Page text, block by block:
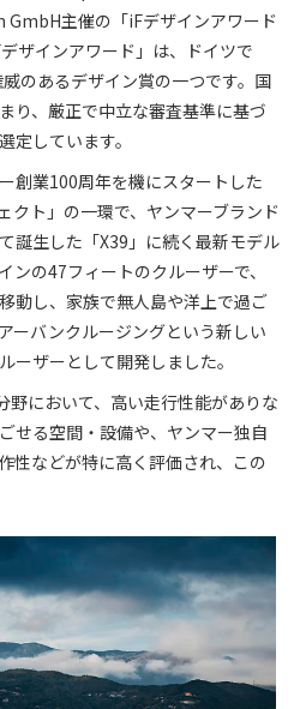
主催の「iFデザインアワード
ザインアワード」は、ドイツで
のあるデザイン賞の一つです。国
り、厳正で中立な審査基準に基づ
定しています。
創業100周年を機にスタートした
クト」の一環で、ヤンマーブランド
誕生した「X39」に続く最新モデル
ンの47フィートのクルーザーで、
動し、家族で無人島や洋上で過ご
ーバンクルージングという新しい
ーザーとして開発しました。
野において、高い走行性能がありな
せる空間・設備や、ヤンマー独自
性などが特に高く評価され、この